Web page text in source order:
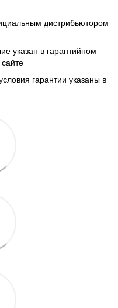
дистрибьютором
указан в гарантийном
гарантии указаны в